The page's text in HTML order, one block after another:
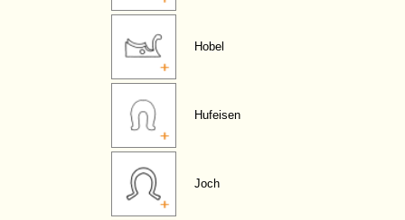
Hobel
Hufeisen
Joch